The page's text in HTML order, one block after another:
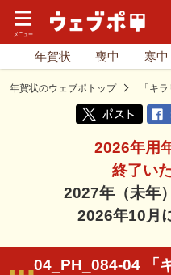
年賀状 喪中 寒中
年賀状のウェブポトップ 「キ
2026年用
終了い
2027年（未年
2026年10月
04_PH_084-04 「